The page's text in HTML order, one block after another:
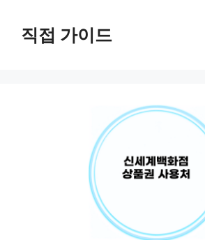
직접 가이드